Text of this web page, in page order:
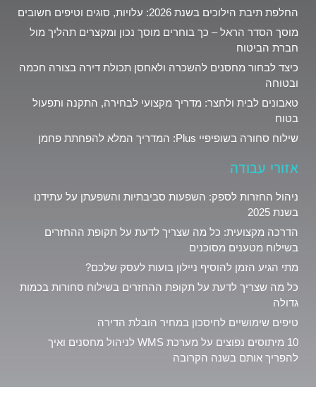
החלפת תיבת הילוכים בשנת 2026: עלויות, סוגים וטיפים חשובים
מוסך הסדר הראל – כך בוחרים מוסך נכון ומקצרים תהליך מול
חברת הביטוח
כיצד לבחור מחסנים להשכרה ולאחסן תכולת דירה בצורה חכמה
ובטוחה
טאבונים לבית ולחצר: מדריך מקצועי לבחירה, התקנה ותפעול
בטוח
שילוח סחורה בשופיפיי Plus: המדריך המלא להפחתת פחמן
אזורי עבודה
ניהול החזרות לספק: השפעות סביבתיות והשפעתן על עתידנו
בשנת 2025
הדרכה מקצועית: כל מה שצריך לדעת על תקופת ההחזרים
בשילוח מטענים מסוכנים
מתי הגיע הזמן להוסיף ניילון בועות לעסק שלכם?
כל מה שצריך לדעת על תקופת ההחזרים בשילוח סחורות בכמות
גדולה
טיפים שימושיים לחיסכון במחיר הובלת הדירה
10 מיתוסים נפוצים על מערכת WMS לניהול מחסנים ואיך
להפריך אותם בשנה הקרובה